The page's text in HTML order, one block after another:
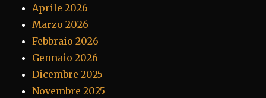
Aprile 2026
Marzo 2026
Febbraio 2026
Gennaio 2026
Dicembre 2025
Novembre 2025